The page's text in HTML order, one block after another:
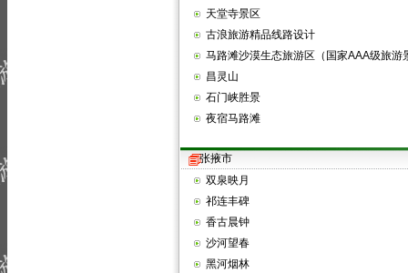
天堂寺景区
古浪旅游精品线路设计
马路滩沙漠生态旅游区（国家AAA级旅游
昌灵山
石门峡胜景
夜宿马路滩
张掖市
双泉映月
祁连丰碑
香古晨钟
沙河望春
黑河烟林